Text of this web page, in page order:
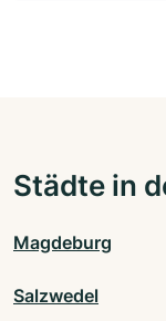
Städte in
Magdeburg
Salzwedel